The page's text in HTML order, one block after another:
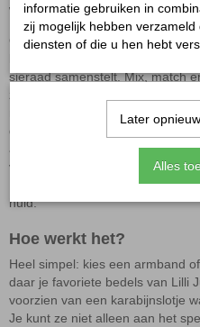
Welkom in de wereld van DIY
Ontdek onze collectie van
sieraad samenstelt. Mix, match
zoals jij het mooi vindt.De bedels
merk: Lilli June. Een merk dat
designs en kwaliteit die lang
armbanden zijn gemaakt van
verkleuren niet, roesten niet en
Ideaal voor dagelijks gebruik én
huid.
Hoe werkt het?
Heel simpel: kies een armband
daar je favoriete bedels van Lilli
voorzien van een karabijnslotje
Je kunt ze niet alleen aan het
informatie gebruiken in
zij mogelijk hebben
diensten of die u hen hebt
Later
Alles